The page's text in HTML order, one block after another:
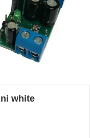
white